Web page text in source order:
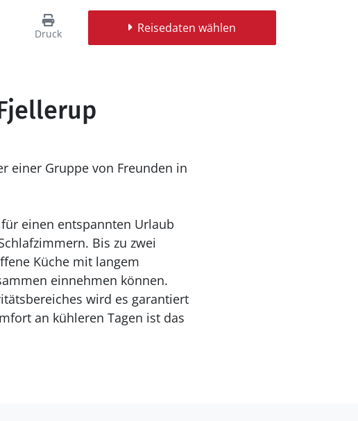
Druck Reisedaten wählen
einer Gruppe von Freunden in
einen entspannten Urlaub
Bis zu zwei
Küche mit langem
einnehmen können.
wird es garantiert
an kühleren Tagen ist das
gute Aktivitätsmöglichkeiten.